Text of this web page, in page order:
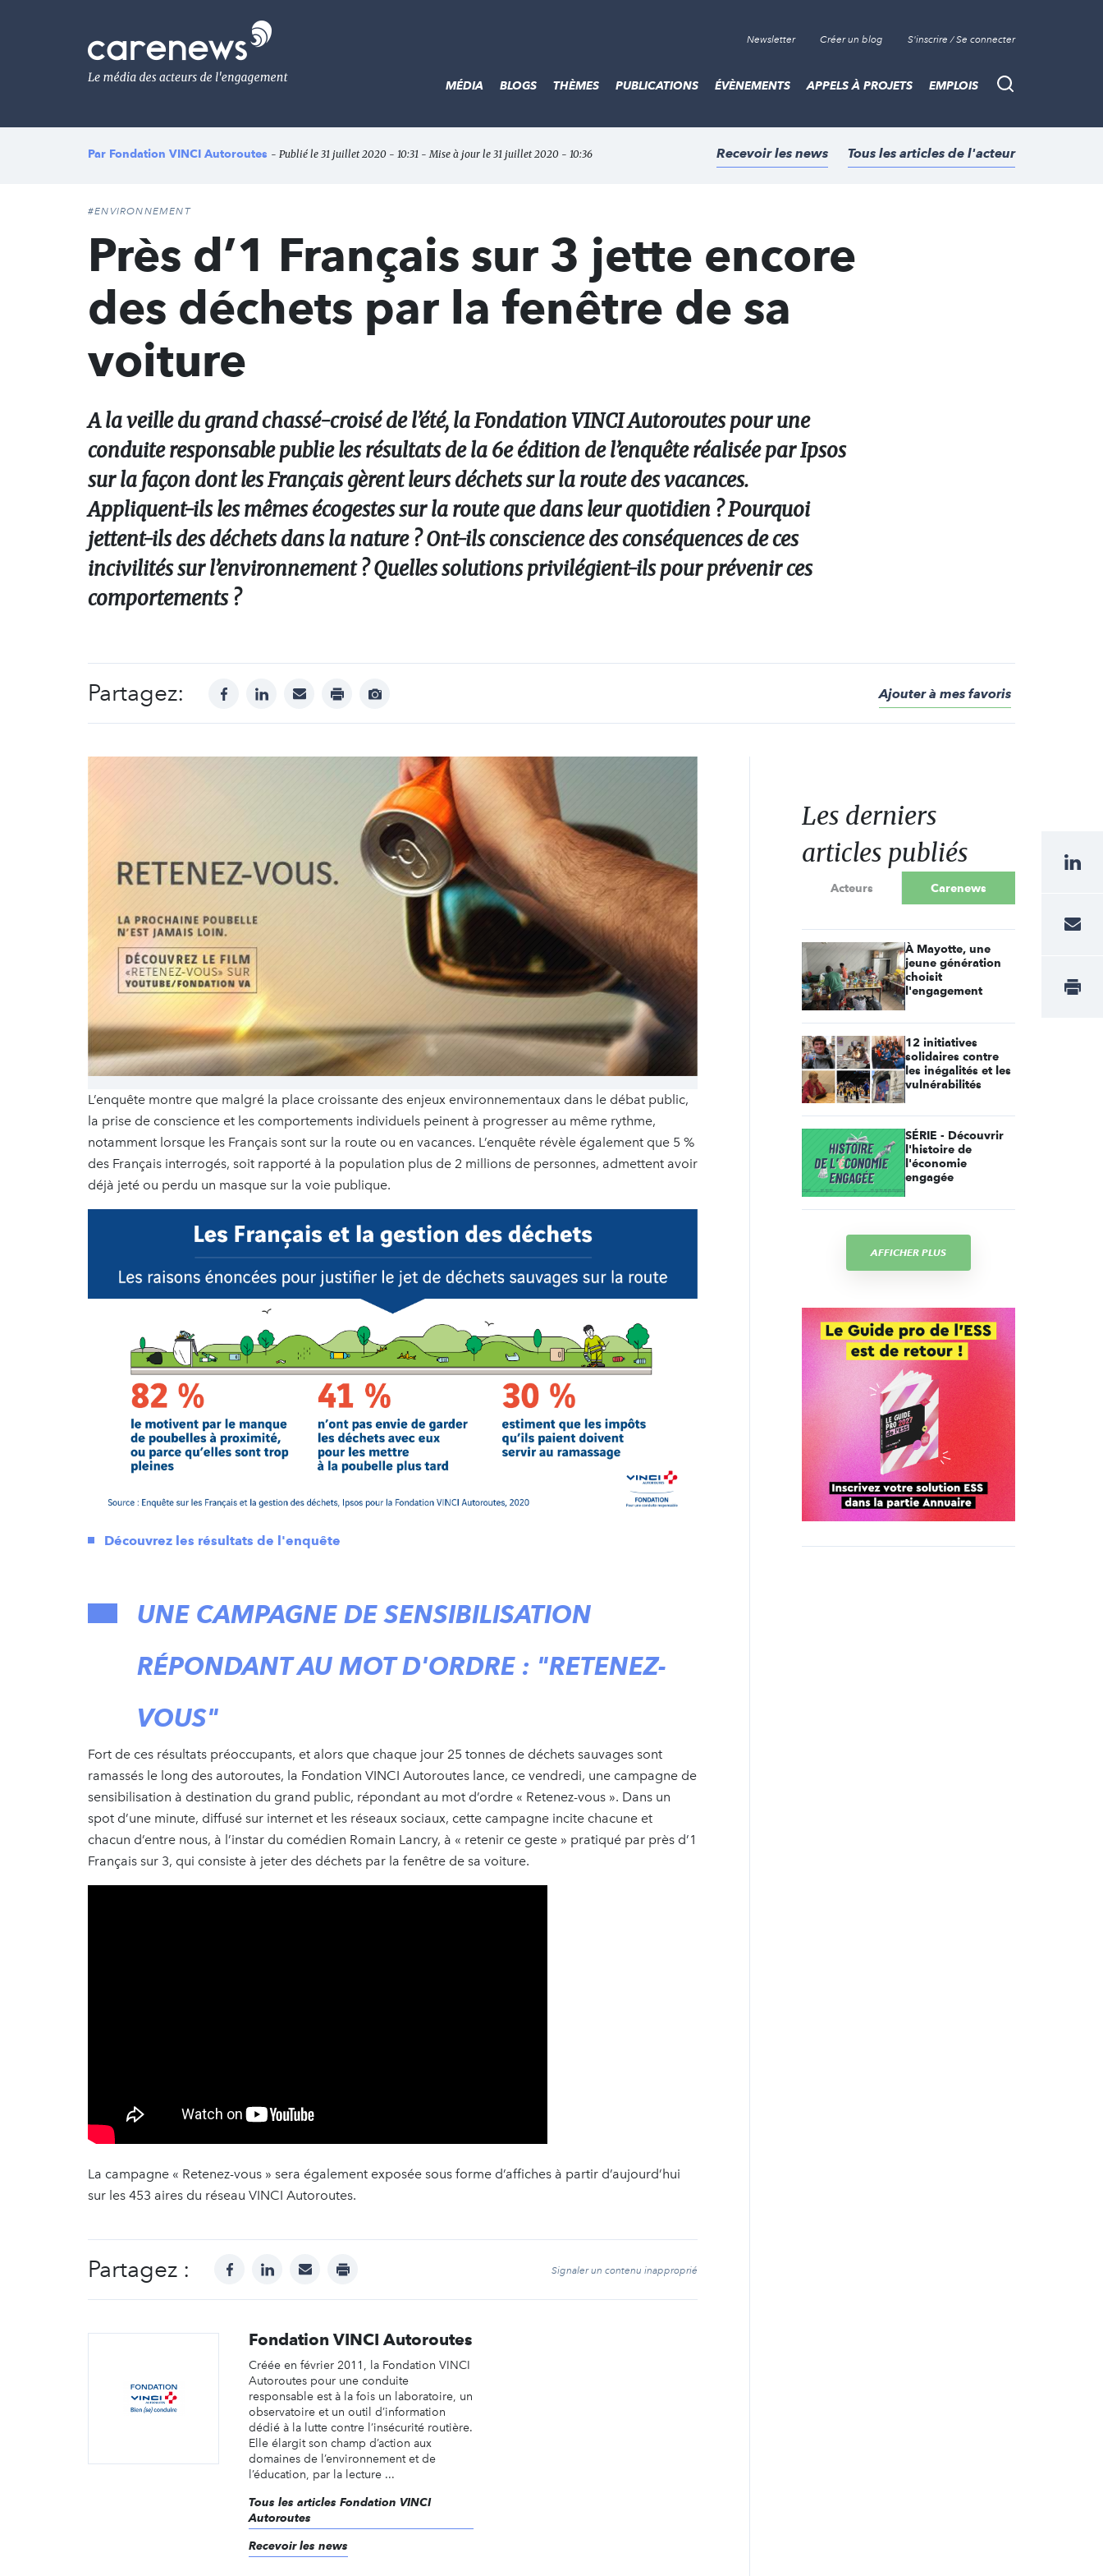
Le
média
de
l'engagement
Newsletter Créer un blog S'inscrire / Se connecter
Recherche
MÉDIA BLOGS THÈMES PUBLICATIONS ÉVÈNEMENTS APPELS À PROJETS EMPLOIS
Par Fondation VINCI Autoroutes - Publié le 31 juillet 2020 - 10:31 - Mise à jour le 31 juillet 2020 - 10:36 Recevoir les news Tous les articles de l'acteur
#ENVIRONNEMENT
Près d’1 Français sur 3 jette encore
des déchets par la fenêtre de sa
voiture
A la veille du grand chassé-croisé de l’été, la Fondation VINCI Autoroutes pour une
conduite responsable publie les résultats de la 6e édition de l’enquête réalisée par Ipsos
sur la façon dont les Français gèrent leurs déchets sur la route des vacances.
Appliquent-ils les mêmes écogestes sur la route que dans leur quotidien ? Pourquoi
jettent-ils des déchets dans la nature ? Ont-ils conscience des conséquences de ces
incivilités sur l’environnement ? Quelles solutions privilégient-ils pour prévenir ces
comportements ?
Partagez: facebooklinkedinmail print
Afficher
Ajouter à mes favoris
L’enquête montre que malgré la place croissante des enjeux environnementaux dans le débat public,
la prise de conscience et les comportements individuels peinent à progresser au même rythme,
notamment lorsque les Français sont sur la route ou en vacances. L’enquête révèle également que 5 %
des Français interrogés, soit rapporté à la population plus de 2 millions de personnes, admettent avoir
déjà jeté ou perdu un masque sur la voie publique.
Découvrez les résultats de l'enquête
UNE CAMPAGNE DE SENSIBILISATION
RÉPONDANT AU MOT D'ORDRE : "RETENEZ-
VOUS"
Fort de ces résultats préoccupants, et alors que chaque jour 25 tonnes de déchets sauvages sont
ramassés le long des autoroutes, la Fondation VINCI Autoroutes lance, ce vendredi, une campagne de
sensibilisation à destination du grand public, répondant au mot d’ordre « Retenez-vous ». Dans un
spot d’une minute, diffusé sur internet et les réseaux sociaux, cette campagne incite chacune et
chacun d’entre nous, à l’instar du comédien Romain Lancry, à « retenir ce geste » pratiqué par près d’1
Français sur 3, qui consiste à jeter des déchets par la fenêtre de sa voiture.
La campagne « Retenez-vous » sera également exposée sous forme d’affiches à partir d’aujourd’hui
sur les 453 aires du réseau VINCI Autoroutes.
Partagez : facebooklinkedinmail print Signaler un contenu inapproprié
Fondation VINCI Autoroutes
Créée en février 2011, la Fondation VINCI
Autoroutes pour une conduite
responsable est à la fois un laboratoire, un
observatoire et un outil d’information
dédié à la lutte contre l’insécurité routière.
Elle élargit son champ d’action aux
domaines de l’environnement et de
l’éducation, par la lecture ...
Tous les articles Fondation VINCI
Autoroutes
Recevoir les news
Les derniers
articles publiés
Acteurs Carenews
À Mayotte, une
jeune génération
choisit
l'engagement
12 initiatives
solidaires contre
les inégalités et les
vulnérabilités
SÉRIE - Découvrir
l'histoire de
l'économie
engagée
AFFICHER PLUS